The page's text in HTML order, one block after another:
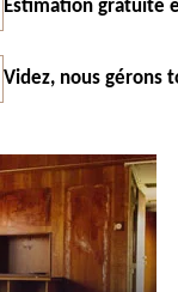
Estimation gratuite
Videz, nous gérons